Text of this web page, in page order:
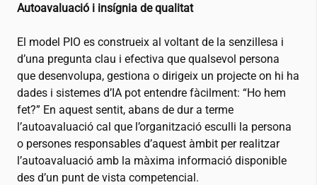
Autoavaluació i insígnia de qualitat
El model PIO es construeix al voltant de la senzillesa i
d’una pregunta clau i efectiva que qualsevol persona
que desenvolupa, gestiona o dirigeix un projecte on hi ha
dades i sistemes d’IA pot entendre fàcilment: “Ho hem
fet?” En aquest sentit, abans de dur a terme
l’autoavaluació cal que l’organització esculli la persona
o persones responsables d’aquest àmbit per realitzar
l’autoavaluació amb la màxima informació disponible
des d’un punt de vista competencial.